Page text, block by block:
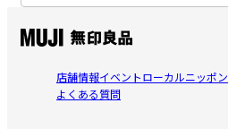
レーとホワイトになってしまい、
安いものではないので、アプリで
う少しわかりやすくしてほしかっ
参考になった（1人）
トリン
店舗情報イベントローカルニッポン
よくある質問